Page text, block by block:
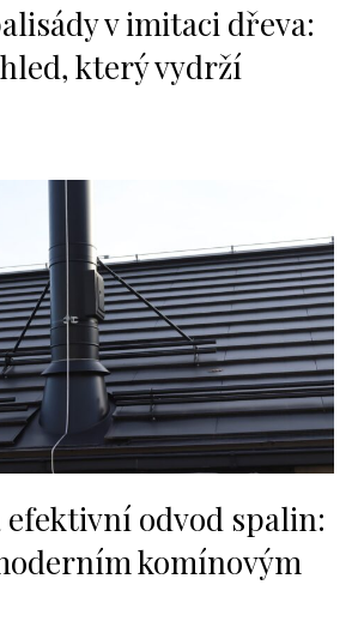
v imitaci dřeva:
který vydrží
efektivní odvod spalin:
komínovým